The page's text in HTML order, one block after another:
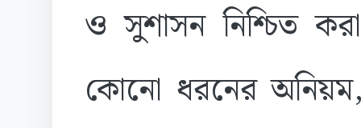
ও সুশাসন নিশ্চিত
কোনো ধরনের অনিয়ম,